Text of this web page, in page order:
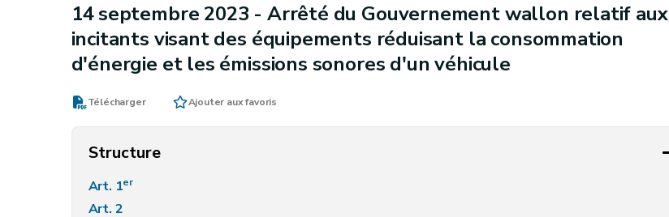
14 septembre 2023 - Arrêté du Gouvernement wallon relatif aux
incitants visant des équipements réduisant la consommation
d'énergie et les émissions sonores d'un véhicule
Télécharger Ajouter aux favoris
Structure
Art. 1er
Art. 2